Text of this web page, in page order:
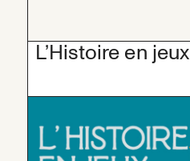
L’Histoire en jeux